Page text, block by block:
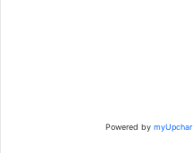
Powered bymyUpchar